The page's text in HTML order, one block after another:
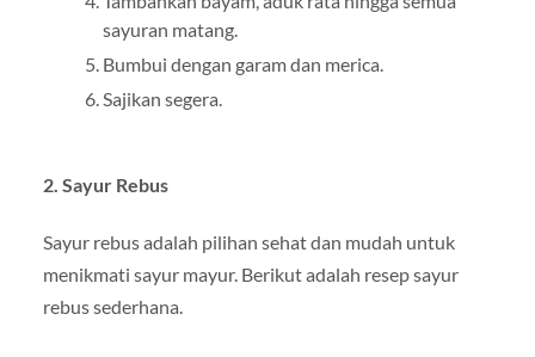
sayuran matang.
Bumbui dengan garam dan merica.
Sajikan segera.
2. Sayur Rebus
Sayur rebus adalah pilihan sehat dan mudah untuk
menikmati sayur mayur. Berikut adalah resep sayur
rebus sederhana.